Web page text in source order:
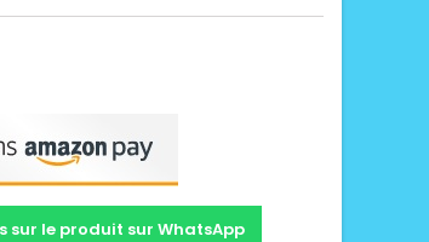
sur le produit sur WhatsApp